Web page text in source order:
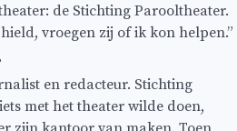
de Stichting Parooltheater.
vroegen zij of ik kon helpen.”
en redacteur. Stichting
met het theater wilde doen,